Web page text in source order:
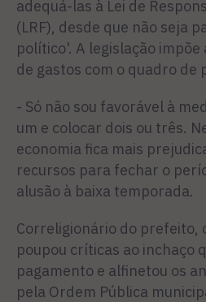
adequá-las à Lei de
(LRF), desde que não seja
político'. A legislação
de gastos com o quadro de
- Só não sou favorável à
um e colocar dois ou três.
economia fica mais
recursos para fechar o
alusão à baixa temporada.
Correligionário do prefeito,
poupou críticas ao inchaço
pagamento e alfinetou os
pela Ordem Pública